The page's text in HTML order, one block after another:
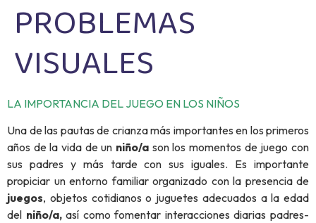
PROBLEMAS
VISUALES
LA IMPORTANCIA DEL JUEGO EN LOS NIÑOS
Una de las pautas de crianza más importantes en los primeros
años de la vida de un niño/a son los momentos de juego con
sus padres y más tarde con sus iguales. Es importante
propiciar un entorno familiar organizado con la presencia de
juegos, objetos cotidianos o juguetes adecuados a la edad
del niño/a, así como fomentar interacciones diarias padres-